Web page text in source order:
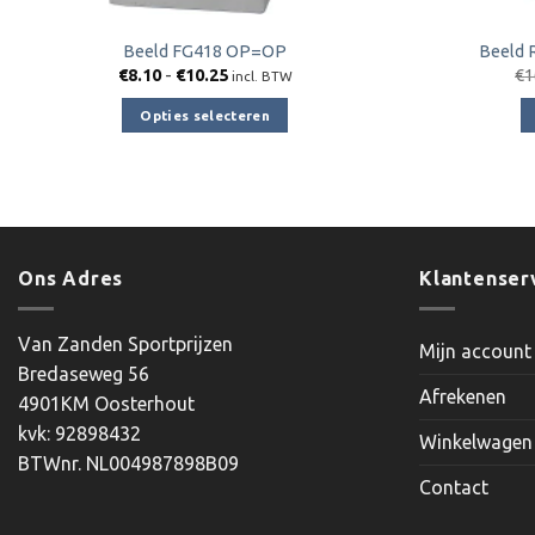
Beeld FG418 OP=OP
€8.10 - €10.25Prijsklasse:
tot
€10.25
incl. BTW
Opties selecteren
meerdere
kan
productpagina
Beeld
€
Ons Adres
Van Zanden Sportprijzen
Bredaseweg 56
4901KM Oosterhout
kvk: 92898432
BTWnr. NL004987898B09
Mijn account
Afrekenen
Winkelwagen
Contact